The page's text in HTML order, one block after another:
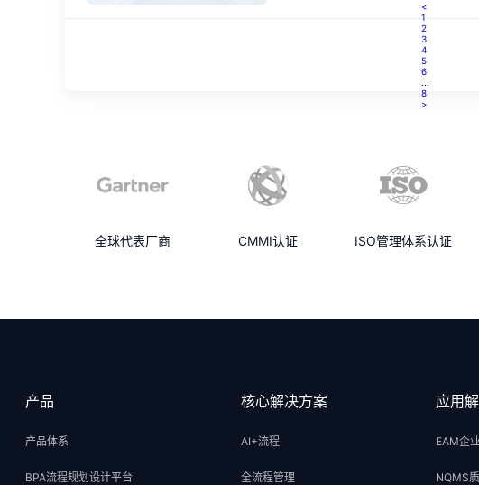
<
1
2
3
4
5
6
...
8
>
全球代表厂商 CMMI认证 ISO管理体系认证
产品
产品体系
BPA流程规划设计平台
核心解决方案
AI+流程
全流程管理
应用
EAM企
NQMS